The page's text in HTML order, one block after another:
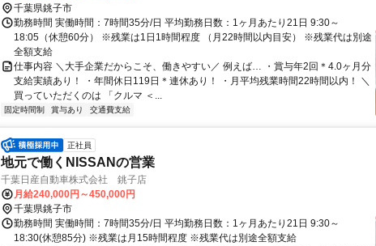
千葉県銚子市
勤務時間 実働時間：7時間35分/日 平均勤務日数：1ヶ月あたり21日 9:30～
18:05（休憩60分） ※残業は1日1時間程度 （月22時間以内目安） ※残業代は別途
全額支給
仕事内容 ＼大手企業だからこそ、働きやすい／ 例えば… ・賞与年2回＊4.0ヶ月分
支給実績あり！ ・年間休日119日＊連休あり！ ・月平均残業時間22時間以内！ ＼
買っていただくのは 「クルマ ＜...
固定時間制 賞与あり 交通費支給
正社員
地元で働くNISSANの営業
千葉日産自動車株式会社 銚子店
月給240,000円～450,000円
千葉県銚子市
勤務時間 実働時間：7時間35分/日 平均勤務日数：1ヶ月あたり21日 9:30～
18:30(休憩85分) ※残業は月15時間程度 ※残業代は別途全額支給